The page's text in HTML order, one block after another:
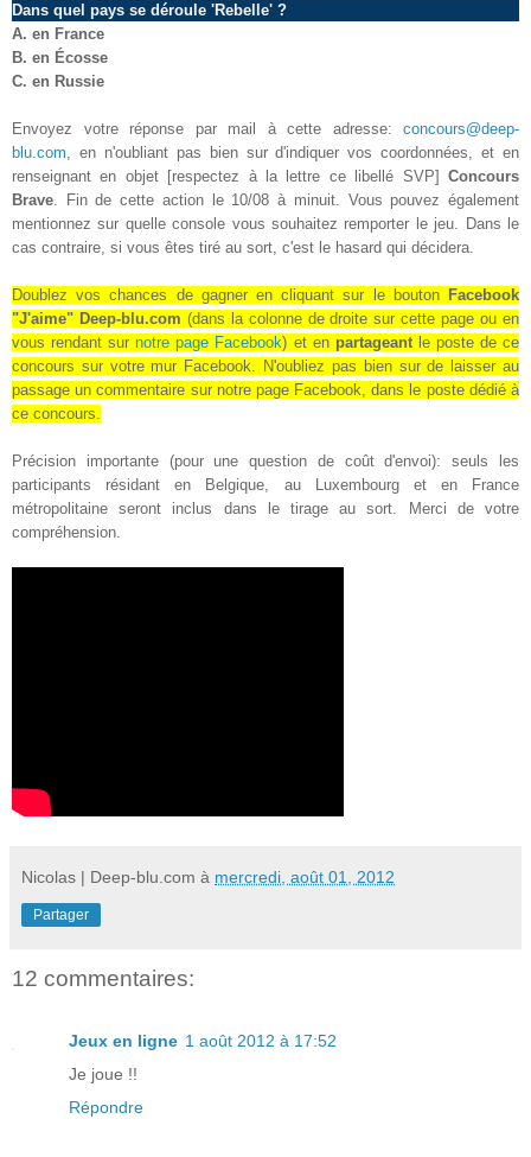
Dans quel pays se déroule 'Rebelle' ?
A. en France
B. en Écosse
C. en Russie
Envoyez votre réponse par mail à cette adresse: concours@deep-
blu.com, en n'oubliant pas bien sur d'indiquer vos coordonnées, et en
renseignant en objet [respectez à la lettre ce libellé SVP] Concours
Brave. Fin de cette action le 10/08 à minuit. Vous pouvez également
mentionnez sur quelle console vous souhaitez remporter le jeu. Dans le
cas contraire, si vous êtes tiré au sort, c'est le hasard qui décidera.
Doublez vos chances de gagner en cliquant sur le bouton Facebook
"J'aime" Deep-blu.com (dans la colonne de droite sur cette page ou en
vous rendant surnotre page Facebook) et en partageantle poste de ce
concours sur votre mur Facebook. N'oubliez pas bien sur de laisser au
passage un commentaire sur notre page Facebook, dans le poste dédié à
ce concours.
Précision importante (pour une question de coût d'envoi): seuls les
participants résidant en Belgique, au Luxembourg et en France
métropolitaine seront inclus dans le tirage au sort. Merci de votre
compréhension.
Nicolas | Deep-blu.com à mercredi, août 01, 2012
Partager
12 commentaires:
Jeux en ligne 1 août 2012 à 17:52
Je joue !!
Répondre